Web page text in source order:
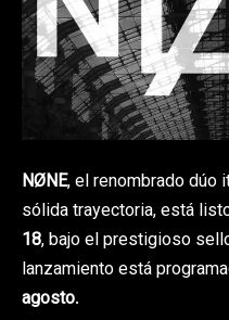
NØNE, el renombrado dúo
sólida trayectoria, está
18, bajo el prestigioso
lanzamiento está
agosto.